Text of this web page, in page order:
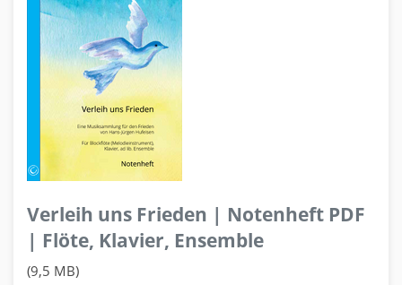
Verleih uns Frieden | Notenheft PDF
| Flöte, Klavier, Ensemble
(9,5 MB)